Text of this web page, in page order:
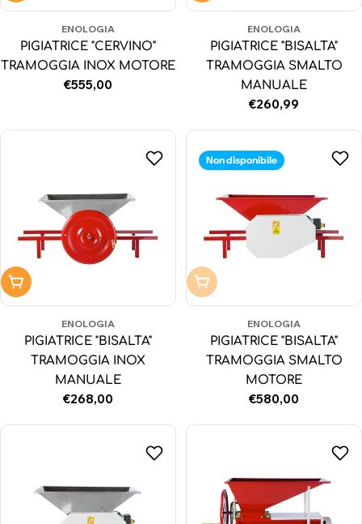
ENOLOGIA
PIGIATRICE "CERVINO"
TRAMOGGIA INOX MOTORE
Prezzo
€555,00
ENOLOGIA
PIGIATRICE "BISALTA"
TRAMOGGIA SMALTO
MANUALE
Prezzo
€260,99
Aggiungi al carrello
ENOLOGIA
PIGIATRICE "BISALTA"
TRAMOGGIA INOX
MANUALE
Prezzo
€268,00
Non disponibile
Non disponibile
ENOLOGIA
PIGIATRICE "BISALTA"
TRAMOGGIA SMALTO
MOTORE
Prezzo
€580,00